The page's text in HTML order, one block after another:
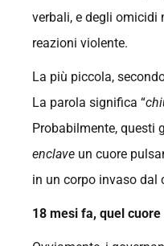
verbali, e degli omicidi
reazioni violente.
La più piccola,
La parola significa “
Probabilmente, questi
enclave un cuore
in un corpo invaso dal
18 mesi fa, quel cuore